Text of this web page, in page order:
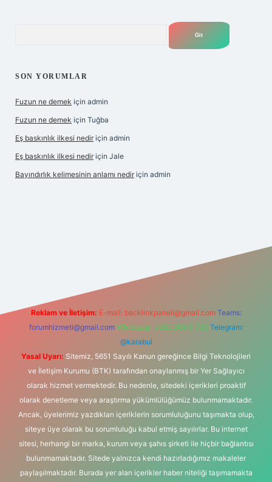
SON YORUMLAR
Fuzun ne demek için admin
Fuzun ne demek için Tuğba
Eş baskınlık ilkesi nedir için admin
Eş baskınlık ilkesi nedir için Jale
Bayındırlık kelimesinin anlamı nedir için admin
Reklam ve İletişim: E-mail: backlinkpaneli@gmail.com Teams:
forumhizmeti@gmail.com Whatsapp: 0262 606 0 726 Telegram:
@karabul
Yasal Uyarı: Sitemiz, 5651 Sayılı Kanun gereğince Bilgi Teknolojileri
ve İletişim Kurumu (BTK) tarafından onaylanmış bir Yer Sağlayıcı
olarak hizmet vermektedir. Bu nedenle, sitedeki içerikleri proaktif
olarak denetleme veya araştırma yükümlülüğümüz bulunmamaktadır.
Ancak, üyelerimiz yazdıkları içeriklerin sorumluluğunu taşımakta olup,
siteye üye olarak bu sorumluluğu kabul etmiş sayılırlar. Bu internet
sitesi, herhangi bir marka, kurum veya şahıs şirketi ile hiçbir bağlantısı
bulunmamaktadır. Sitede yalnızca kendi hazırladığımız makaleler
paylaşılmaktadır. Burada yer alan içerikler haber niteliği taşımamakta